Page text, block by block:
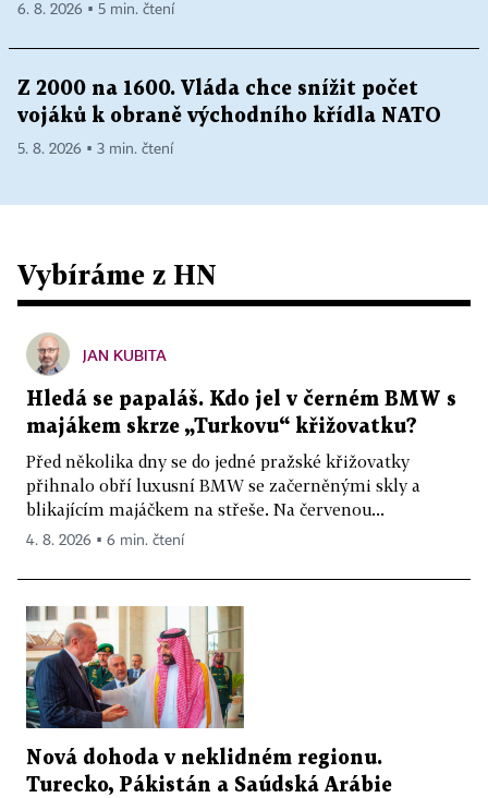
6. 8. 2026 ▪ 5 min. čtení
Z 2000 na 1600. Vláda chce snížit počet
vojáků k obraně východního křídla NATO
5. 8. 2026 ▪ 3 min. čtení
Vybíráme z HN
JAN KUBITA
Hledá se papaláš. Kdo jel v černém BMW s
majákem skrze „Turkovu“ křižovatku?
Před několika dny se do jedné pražské křižovatky
přihnalo obří luxusní BMW se začerněnými skly a
blikajícím majáčkem na střeše. Na červenou...
4. 8. 2026 ▪ 6 min. čtení
Nová dohoda v neklidném regionu.
Turecko, Pákistán a Saúdská Arábie